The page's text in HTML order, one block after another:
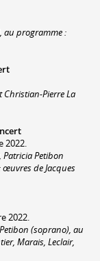
au programme :
Pierre La
2022.
Petibon
de Jacques
2022.
(soprano), au
Marais, Leclair,